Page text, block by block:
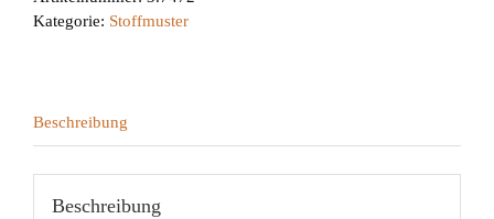
Kategorie: Stoffmuster
Beschreibung
Beschreibung